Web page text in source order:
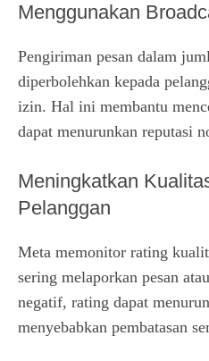
Menggunakan
Pengiriman pesan dalam
diperbolehkan kepada
izin. Hal ini membantu
dapat menurunkan reputasi
Meningkatkan
Pelanggan
Meta memonitor rating
sering melaporkan pesan
negatif, rating dapat
menyebabkan pembatasan